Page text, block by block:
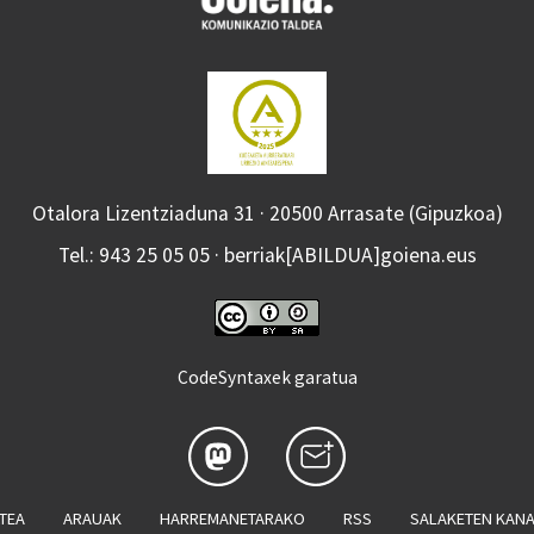
Otalora Lizentziaduna 31 · 20500 Arrasate (Gipuzkoa)
Tel.: 943 25 05 05 · berriak[ABILDUA]goiena.eus
CodeSyntaxek garatua
ARAUAK HARREMANETARAKO RSS SALAKETEN